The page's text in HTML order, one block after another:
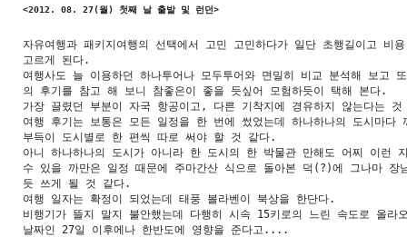
<2012. 08. 27(월) 첫째 날 출발 및 런던>
자유여행과 패키지여행의 선택에서 고민 고민하다가 일단 초행길이고 비
고르게 된다.
여행사도 늘 이용하던 하나투어나 모두투어와 면밀히 비교 분석해 보고
의 후기를 참고 해 보니 참좋은이 좋을 듯싶어 모험하듯이 택해 본다.
가장 끌렸던 부분이 자국 항공이고, 다른 기착지에 경유하지 않는다는 것
여행 후기는 보통은 모든 일정을 한 번에 썼었는데 하나하나의 도시마
부득이 도시별로 한 편씩 따로 써야 할 것 같다.
아니 하나하나의 도시가 아니라 한 도시의 한 박물관 만해도 어찌 이런
수 있을 까만은 일정 때문에 주마간산 식으로 돌아본 덕(?)에 그나마 장
듯 쓰게 될 것 같다.
여행 일자는 확정이 되었는데 태풍 볼라벤이 북상을 한단다.
비행기가 뜰지 말지 불안했는데 다행히 시속 15키로의 느린 속도로 올라
날짜인 27일 이후에나 한반도에 영향을 준다고....